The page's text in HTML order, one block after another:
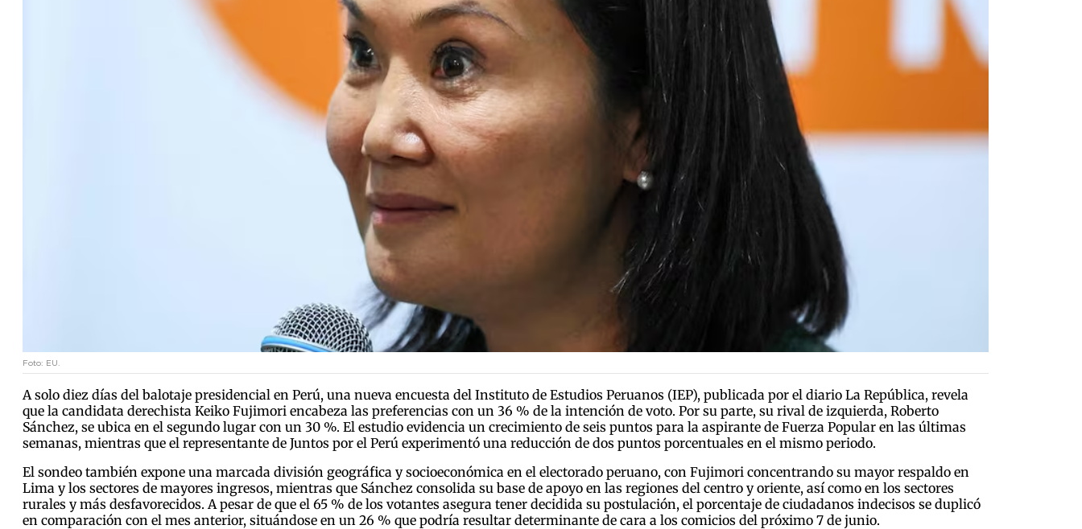
Foto: EU.
A solo diez días del balotaje presidencial en Perú, una nueva encuesta del Instituto de Estudios Peruanos (IEP), publicada por el diario La República, revela
que la candidata derechista Keiko Fujimori encabeza las preferencias con un 36 % de la intención de voto. Por su parte, su rival de izquierda, Roberto
Sánchez, se ubica en el segundo lugar con un 30 %. El estudio evidencia un crecimiento de seis puntos para la aspirante de Fuerza Popular en las últimas
semanas, mientras que el representante de Juntos por el Perú experimentó una reducción de dos puntos porcentuales en el mismo periodo.
El sondeo también expone una marcada división geográfica y socioeconómica en el electorado peruano, con Fujimori concentrando su mayor respaldo en
Lima y los sectores de mayores ingresos, mientras que Sánchez consolida su base de apoyo en las regiones del centro y oriente, así como en los sectores
rurales y más desfavorecidos. A pesar de que el 65 % de los votantes asegura tener decidida su postulación, el porcentaje de ciudadanos indecisos se duplicó
en comparación con el mes anterior, situándose en un 26 % que podría resultar determinante de cara a los comicios del próximo 7 de junio.